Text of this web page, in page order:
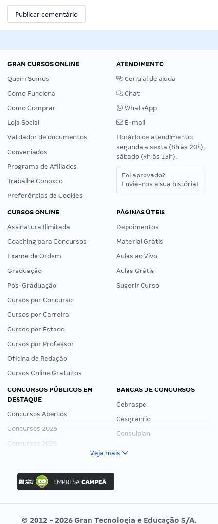
GRAN CURSOS ONLINE
Quem Somos
Como Funciona
Como Comprar
Loja Social
Validador de documentos
Conveniados
Programa de Afiliados
Trabalhe Conosco
Preferências de Cookies
ATENDIMENTO
Central de ajuda
Chat
WhatsApp
E-mail
Horário de atendimento:
segunda a sexta (8h às 20h),
sábado (9h às 13h).
Foi aprovado?
Envie-nos a sua história!
CURSOS ONLINE
Assinatura Ilimitada
Coaching para Concursos
Exame de Ordem
Graduação
Pós-Graduação
Cursos por Concurso
Cursos por Carreira
Cursos por Estado
Cursos por Professor
Oficina de Redação
Cursos Online Gratuitos
PÁGINAS ÚTEIS
Depoimentos
Material Grátis
Aulas ao Vivo
Aulas Grátis
Sugerir Curso
CONCURSOS PÚBLICOS EM
DESTAQUE
Concursos Abertos
Concursos 2026
Concursos 2025
Concurso Ibama
Concurso MPU
Editais publicados
BANCAS DE CONCURSOS
Cebraspe
Cesgranrio
Consulplan
Vunesp
Veja mais
© 2012 - 2026 Gran Tecnologia e Educação S/A.